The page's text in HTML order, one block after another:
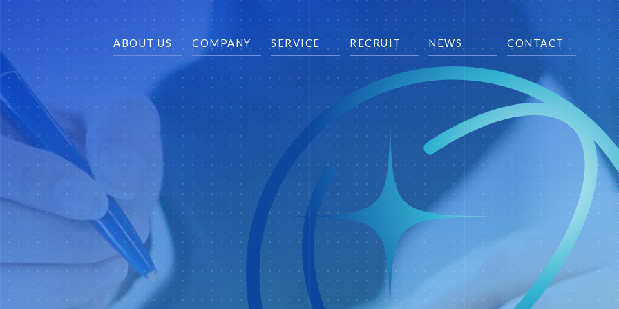
ABOUT US COMPANY SERVICE RECRUIT NEWS CONTACT